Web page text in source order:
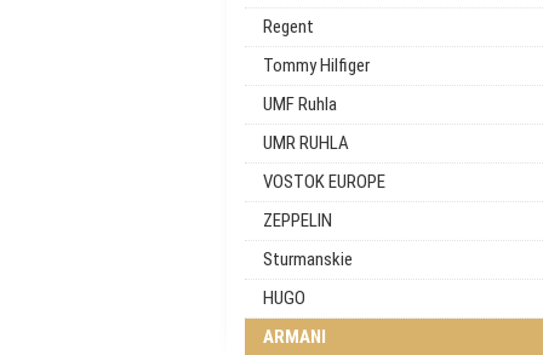
Regent
Tommy Hilfiger
UMF Ruhla
UMR RUHLA
VOSTOK EUROPE
ZEPPELIN
Sturmanskie
HUGO
ARMANI